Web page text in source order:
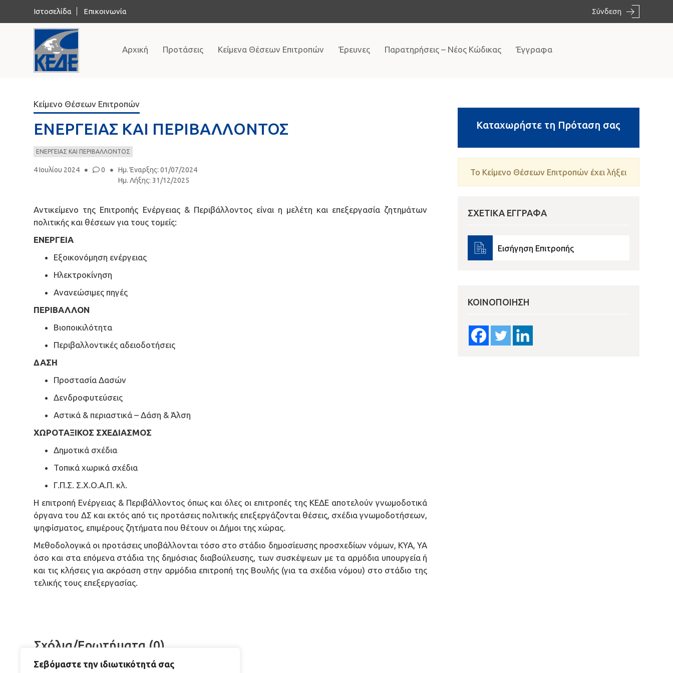
Σεβόμαστε την ιδιωτικότητά σας
Ιστοσελίδα Επικοινωνία Σύνδεση
Αρχική Προτάσεις Κείμενα Θέσεων Επιτροπών Έρευνες Παρατηρήσεις – Νέος Κώδικας Έγγραφα
Κείμενο Θέσεων Επιτροπών
ΕΝΕΡΓΕΙΑΣ ΚΑΙ ΠΕΡΙΒΑΛΛΟΝΤΟΣ
ΕΝΕΡΓΕΙΑΣ ΚΑΙ ΠΕΡΙΒΑΛΛΟΝΤΟΣ
4 Ιουλίου 2024 0 Ημ. Έναρξης:01/07/2024
Ημ. Λήξης:31/12/2025
Αντικείμενο της Επιτροπής Ενέργειας & Περιβάλλοντος είναι η μελέτη και επεξεργασία ζητημάτων
πολιτικής και θέσεων για τους τομείς:
ΕΝΕΡΓΕΙΑ
Εξοικονόμηση ενέργειας
Ηλεκτροκίνηση
Ανανεώσιμες πηγές
ΠΕΡΙΒΑΛΛΟΝ
Βιοποικιλότητα
Περιβαλλοντικές αδειοδοτήσεις
ΔΑΣΗ
Προστασία Δασών
Δενδροφυτεύσεις
Αστικά & περιαστικά – Δάση & Άλση
ΧΩΡΟΤΑΞΙΚΟΣ ΣΧΕΔΙΑΣΜΟΣ
Δημοτικά σχέδια
Τοπικά χωρικά σχέδια
Γ.Π.Σ. Σ.Χ.Ο.Α.Π. κλ.
Η επιτροπή Ενέργειας & Περιβάλλοντος όπως και όλες οι επιτροπές της ΚΕΔΕ αποτελούν γνωμοδοτικά
όργανα του ΔΣ και εκτός από τις προτάσεις πολιτικής επεξεργάζονται θέσεις, σχέδια γνωμοδοτήσεων,
ψηφίσματος, επιμέρους ζητήματα που θέτουν οι Δήμοι της χώρας.
Μεθοδολογικά οι προτάσεις υποβάλλονται τόσο στο στάδιο δημοσίευσης προσχεδίων νόμων, ΚΥΑ, ΥΑ
όσο και στα επόμενα στάδια της δημόσιας διαβούλευσης, των συσκέψεων με τα αρμόδια υπουργεία ή
και τις κλήσεις για ακρόαση στην αρμόδια επιτροπή της Βουλής (για τα σχέδια νόμου) στο στάδιο της
τελικής τους επεξεργασίας.
Καταχωρήστε τη Πρόταση σας
Το Κείμενο Θέσεων Επιτροπών έχει λήξει
ΣΧΕΤΙΚΆ ΈΓΓΡΑΦΑ
Εισήγηση Επιτροπής
ΚΟΙΝΟΠΟΊΗΣΗ
Σχόλια/Ερωτήματα (0)